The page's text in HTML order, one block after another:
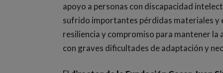
apoyo a personas con discapacidad
sufrido importantes pérdidas materiales y
resiliencia y compromiso para mantener la
con graves dificultades de adaptación y